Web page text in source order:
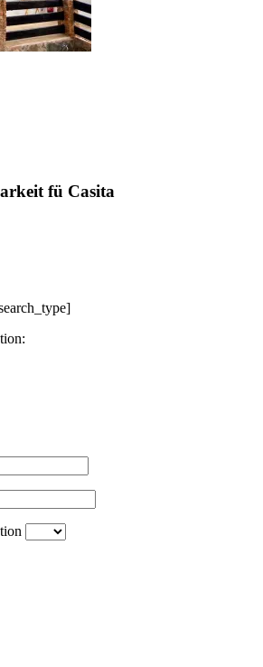
fü Casita